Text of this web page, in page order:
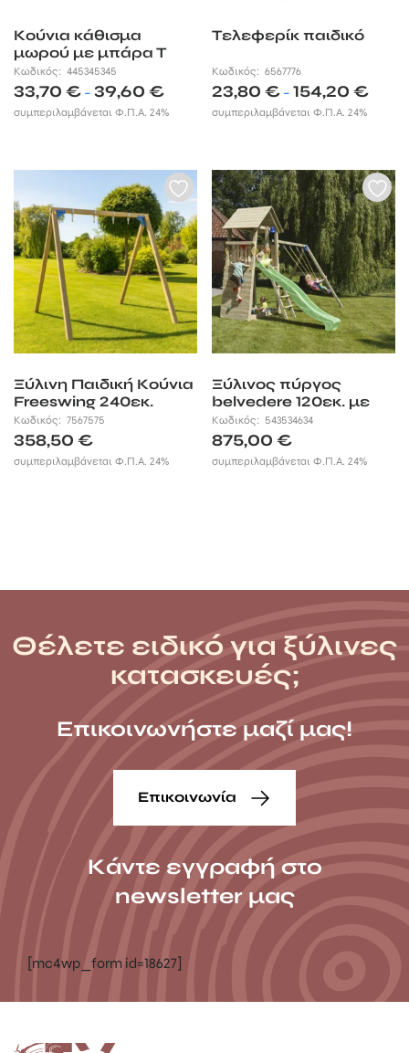
Κούνια κάθισμα
μωρού με μπάρα Τ
Κωδικός: 445345345
33,70 € – 39,60 €
range:
συμπεριλαμβάνεται Φ.Π.Α. 24%
Τελεφερίκ παιδικό
Κωδικός:6567776
23,80€ – 154,20€
συμπεριλαμβάνεται Φ.Π.Α. 24%
Ξύλινη Παιδική Κούνια
Freeswing 240εκ.
Κωδικός: 7567575
358,50 €
συμπεριλαμβάνεται Φ.Π.Α. 24%
Ξύλινος πύργος
belvedere 120εκ. με
προέκταση
Κωδικός: 543534634
875,00€
συμπεριλαμβάνεται Φ.Π.Α. 24%
Θέλετε ειδικό για ξύλινες
κατασκευές;
Επικοινωνήστε μαζί μας!
Επικοινωνία
Κάντε εγγραφή στο
newsletter μας
[mc4wp_form id=18627]